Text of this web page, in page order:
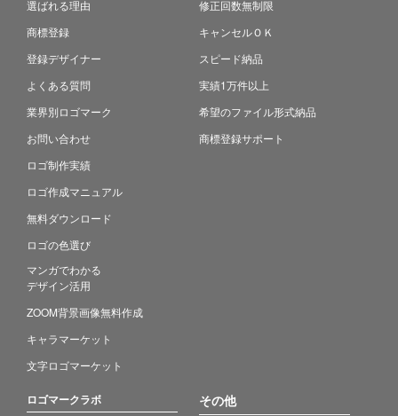
選ばれる理由
商標登録
登録デザイナー
よくある質問
業界別ロゴマーク
お問い合わせ
ロゴ制作実績
ロゴ作成マニュアル
無料ダウンロード
ロゴの色選び
マンガでわかる
デザイン活用
ZOOM背景画像無料作成
キャラマーケット
文字ロゴマーケット
修正回数無制限
キャンセルＯＫ
スピード納品
実績1万件以上
希望のファイル形式納品
商標登録サポート
ロゴマークラボ その他